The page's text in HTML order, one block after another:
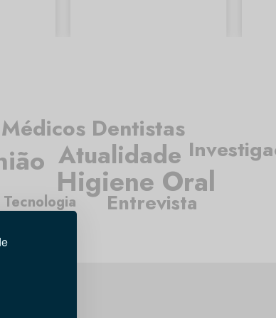
Atualidade
Médicos Dentistas
Higiene Oral
Entrevista
Tecnologia